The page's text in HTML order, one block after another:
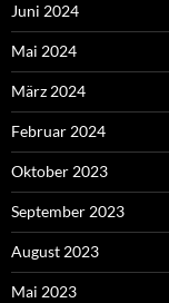
Juni 2024
Mai 2024
März 2024
Februar 2024
Oktober 2023
September 2023
August 2023
Mai 2023